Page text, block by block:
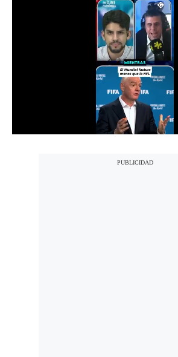
Fotogalerías